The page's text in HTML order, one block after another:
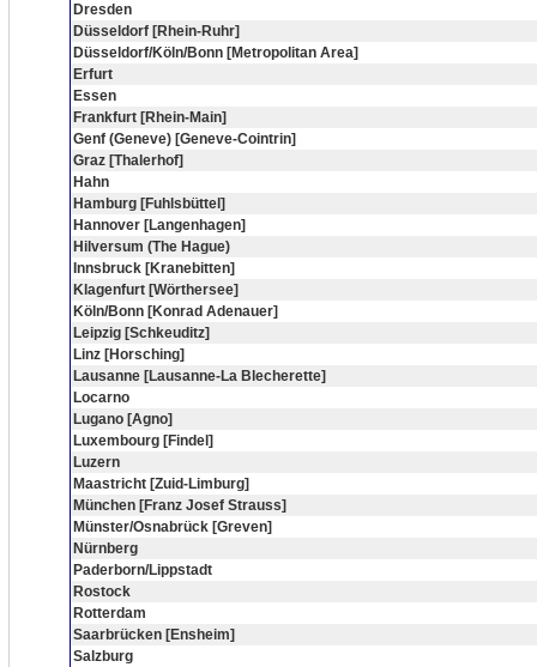
Dresden
Düsseldorf [Rhein-Ruhr]
Düsseldorf/Köln/Bonn [Metropolitan Area]
Erfurt
Essen
Frankfurt [Rhein-Main]
Genf (Geneve) [Geneve-Cointrin]
Graz [Thalerhof]
Hahn
Hamburg [Fuhlsbüttel]
Hannover [Langenhagen]
Hilversum (The Hague)
Innsbruck [Kranebitten]
Klagenfurt [Wörthersee]
Köln/Bonn [Konrad Adenauer]
Leipzig [Schkeuditz]
Linz [Horsching]
Lausanne [Lausanne-La Blecherette]
Locarno
Lugano [Agno]
Luxembourg [Findel]
Luzern
Maastricht [Zuid-Limburg]
München [Franz Josef Strauss]
Münster/Osnabrück [Greven]
Nürnberg
Paderborn/Lippstadt
Rostock
Rotterdam
Saarbrücken [Ensheim]
Salzburg